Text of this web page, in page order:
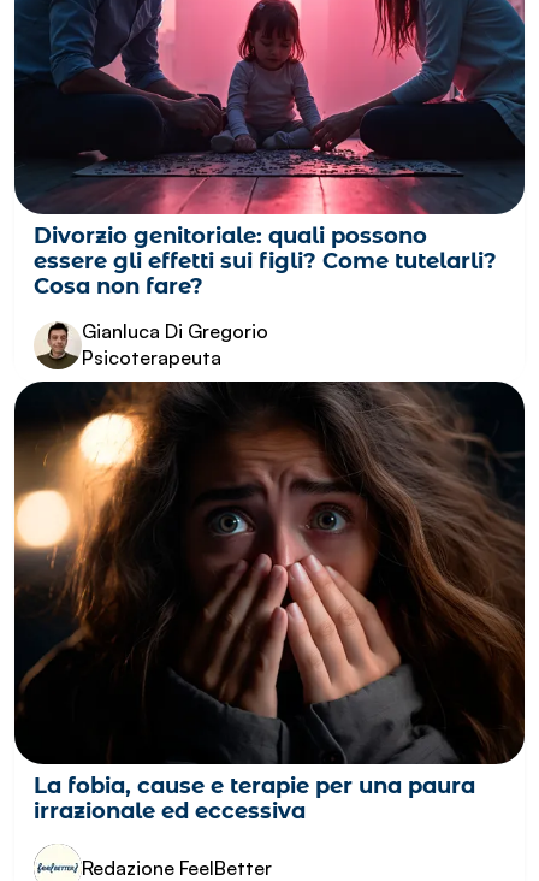
Divorzio genitoriale: quali possono
essere gli effetti sui figli? Come tutelarli?
Cosa non fare?
Gianluca Di Gregorio
Psicoterapeuta
FOBIE
La fobia, cause e terapie per una paura
irrazionale ed eccessiva
Redazione FeelBetter